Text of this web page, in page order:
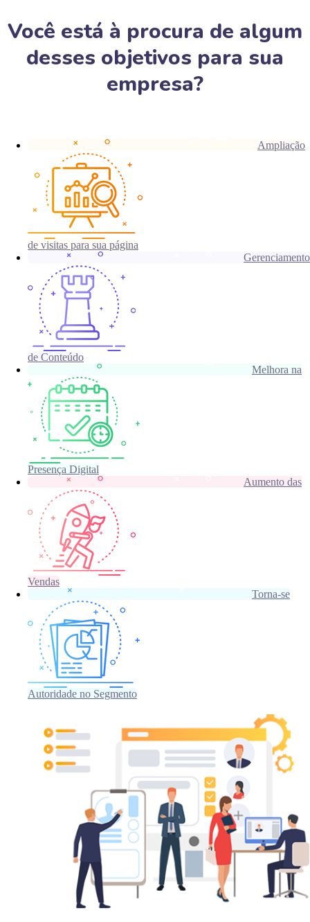
Você está à procura de algum
desses objetivos para sua
empresa?
Ampliação
de visitas para sua página
Gerenciamento
de Conteúdo
Melhora na
Presença Digital
Aumento das
Vendas
Torna-se
Autoridade no Segmento